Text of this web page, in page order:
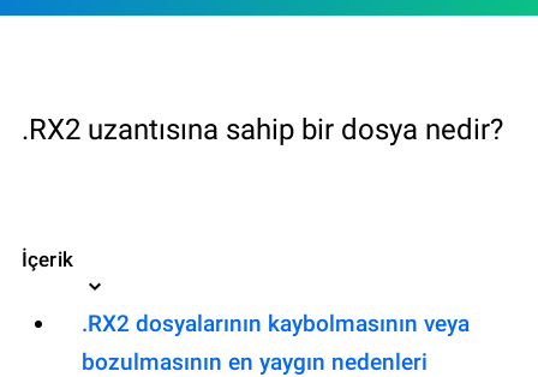
.RX2 uzantısına sahip bir dosya nedir?
İçerik
.RX2 dosyalarının kaybolmasının veya
bozulmasının en yaygın nedenleri